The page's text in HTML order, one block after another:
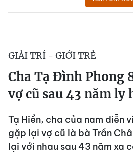
GIẢI TRÍ - GIỚI TRẺ
Cha Tạ Đình Phong
vợ cũ sau 43 năm ly
Tạ Hiền, cha của nam diễn
gặp lại vợ cũ là bà Trần
lại với nhau sau 43 năm xa